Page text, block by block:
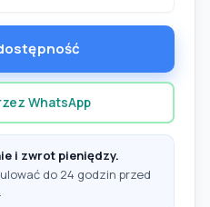
WhatsApp
i zwrot pieniędzy.
do 24 godzin przed